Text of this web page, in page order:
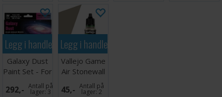
Legg i handlekurven
Galaxy Dust
Paint Set - For
Airbrush
292,- Antall på
lager:3
Legg i handlekurven
Vallejo Game
Air Stonewall
Grey
45,- Antall på
lager:2